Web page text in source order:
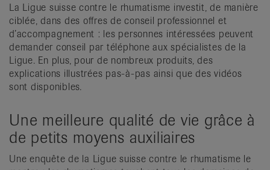
La Ligue suisse contre le rhumatisme investit, de manière
ciblée, dans des offres de conseil professionnel et
d’accompagnement : les personnes intéressées peuvent
demander conseil par téléphone aux spécialistes de la
Ligue. En plus, pour de nombreux produits, des
explications illustrées pas-à-pas ainsi que des vidéos
sont disponibles.
Une meilleure qualité de vie grâce à
de petits moyens auxiliaires
Une enquête de la Ligue suisse contre le rhumatisme le